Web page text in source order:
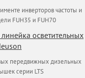
инверторов частоты и
FUH35 и FUH70
осветительных
передвижных дизельных
серии LTS